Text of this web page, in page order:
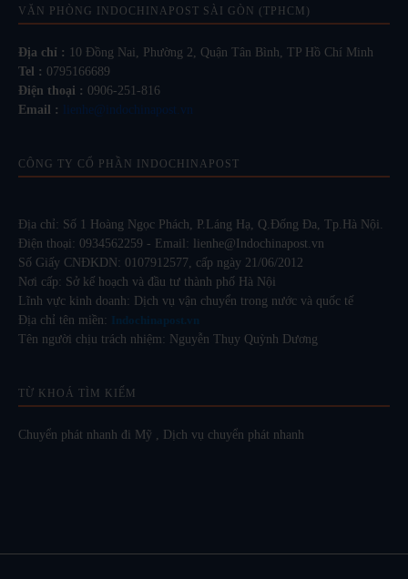
VĂN PHÒNG INDOCHINAPOST SÀI GÒN (TPHCM)
Địa chỉ : 10 Đồng Nai, Phường 2, Quận Tân Bình, TP Hồ Chí Minh
Tel : 0795166689
Điện thoại : 0906-251-816
Email :
lienhe@indochinapost.vn
CÔNG TY CỔ PHẦN INDOCHINAPOST
Địa chỉ: Số 1 Hoàng Ngọc Phách, P.Láng Hạ, Q.Đống Đa, Tp.Hà Nội.
Điện thoại: 0934562259 - Email: lienhe@Indochinapost.vn
Số Giấy CNĐKDN: 0107912577, cấp ngày 21/06/2012
Nơi cấp: Sở kế hoạch và đầu tư thành phố Hà Nội
Lĩnh vực kinh doanh: Dịch vụ vận chuyển trong nước và quốc tế
Địa chỉ tên miền: Indochinapost.vn
Tên người chịu trách nhiệm: Nguyễn Thụy Quỳnh Dương
TỪ KHOÁ TÌM KIẾM
Chuyển phát nhanh đi Mỹ , Dịch vụ chuyển phát nhanh